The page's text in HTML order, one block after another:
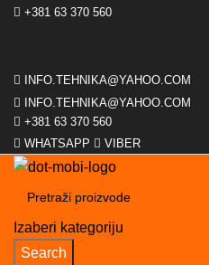
+381 63 370 560
INFO.TEHNIKA@YAHOO.COM
INFO.TEHNIKA@YAHOO.COM
+381 63 370 560
WHATSAPP
VIBER
Izaberi kategoriju
Search